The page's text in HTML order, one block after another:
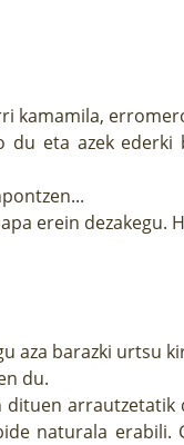
eta azek
erein
aza barazki urtsu
du.
naturala